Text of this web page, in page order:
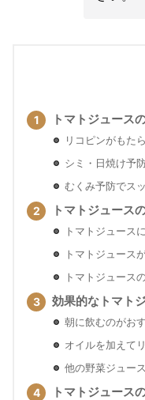
トマトジュース
リコピンがもた
シミ・日焼け予
むくみ予防でス
トマトジュース
トマトジュース
トマトジュース
トマトジュース
効果的なトマト
朝に飲むのがお
オイルを加えて
他の野菜ジュー
トマトジュース